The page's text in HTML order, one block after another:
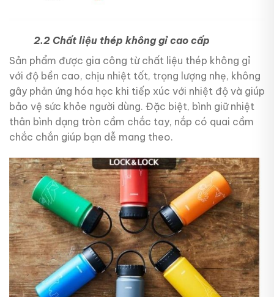
2.2 Chất liệu thép không gỉ cao cấp
Sản phẩm được gia công từ chất liệu thép không gỉ
với độ bền cao, chịu nhiệt tốt, trọng lượng nhẹ, không
gây phản ứng hóa học khi tiếp xúc với nhiệt độ và giúp
bảo vệ sức khỏe người dùng. Đặc biệt, bình giữ nhiệt
thân bình dạng tròn cầm chắc tay, nắp có quai cầm
chắc chắn giúp bạn dễ mang theo.